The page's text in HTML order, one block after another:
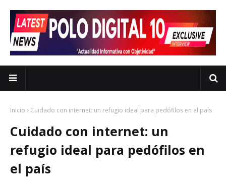
Inicio Cuidado con internet: un refugio ideal para pedófilos en el país
Cuidado con internet: un
refugio ideal para pedófilos en
el país